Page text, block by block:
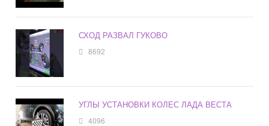
СХОД РАЗВАЛ ГУКОВО
8692
УГЛЫ УСТАНОВКИ КОЛЕС ЛАДА ВЕСТА
4096